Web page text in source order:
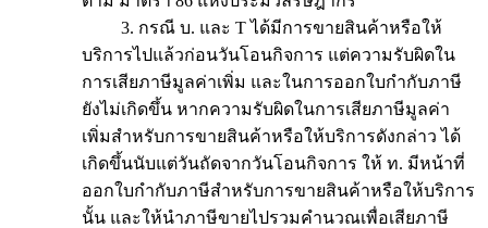
3. กรณี บ. และ T ได้มีการขายสินค้าหรือให้
บริการไปแล้วก่อนวันโอนกิจการ แต่ความรับผิดใน
การเสียภาษีมูลค่าเพิ่ม และในการออกใบกำกับภาษี
ยังไม่เกิดขึ้น หากความรับผิดในการเสียภาษีมูลค่า
เพิ่มสำหรับการขายสินค้าหรือให้บริการดังกล่าว ได้
เกิดขึ้นนับแต่วันถัดจากวันโอนกิจการ ให้ ท. มีหน้าที่
ออกใบกำกับภาษีสำหรับการขายสินค้าหรือให้บริการ
นั้น และให้นำภาษีขายไปรวมคำนวณเพื่อเสียภาษี